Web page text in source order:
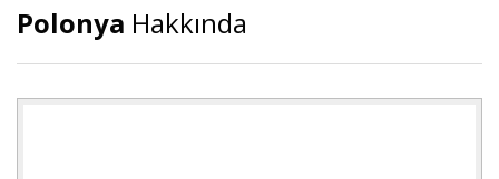
Polonya Hakkında